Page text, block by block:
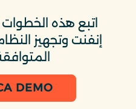
اتبع هذه
إنفنت وتجهيز
DEMO